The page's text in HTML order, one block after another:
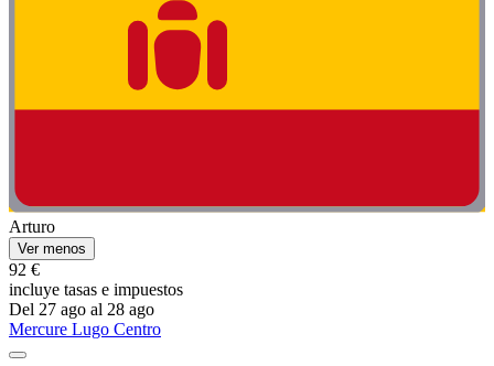
Arturo
Ver menos
92 €
incluye tasas e impuestos
Del 27 ago al 28 ago
Mercure Lugo Centro